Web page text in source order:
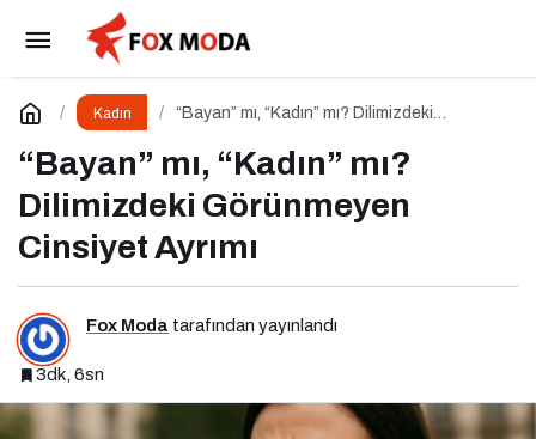
Kadın
“Bayan” mı, “Kadın” mı? Dilimizdeki
“Bayan” mı, “Kadın” mı?
Dilimizdeki Görünmeyen
Cinsiyet Ayrımı
Fox Moda tarafından yayınlandı
3dk, 6sn
Flormar’ın Çok Sevilen Ruj Serisi: Sheer Up ile
Gülümse
Yorum Yap